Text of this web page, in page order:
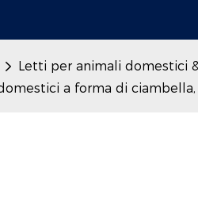
Letti per animali domestici
a forma di